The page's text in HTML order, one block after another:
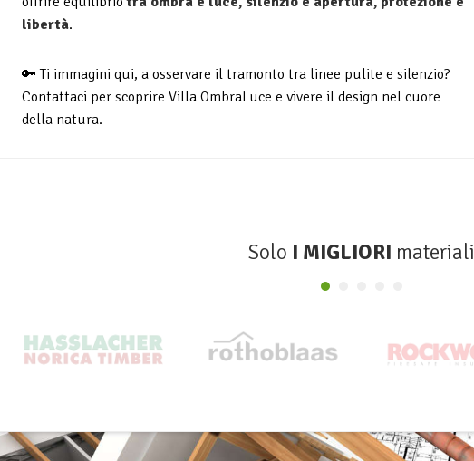
libertà.
🔑 Ti immagini qui, a osservare il tramonto tra linee pulite e silenzio?
Contattaci per scoprire Villa OmbraLuce e vivere il design nel cuore
della natura.
Solo I MIGLIORI materiali